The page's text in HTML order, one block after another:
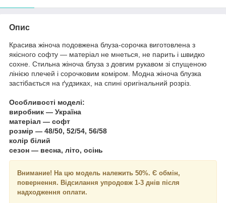
Опис
Красива жіноча подовжена блуза-сорочка виготовлена з
якісного софту — матеріал не мнеться, не парить і швидко
сохне. Стильна жіноча блуза з довгим рукавом зі спущеною
лінією плечей і сорочковим коміром. Модна жіноча блузка
застібається на ґудзиках, на спині оригінальний розріз.
Особливості моделі:
виробник — Україна
матеріал — софт
розмір — 48/50, 52/54, 56/58
колір білий
сезон — весна, літо, осінь
Внимание! На цю модель належить 50%. Є обмін,
повернення. Відсилання упродовж 1-3 днів після
надходження оплати.